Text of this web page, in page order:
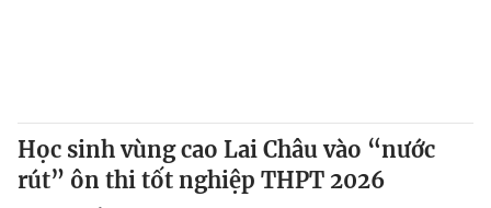
Học sinh vùng cao Lai Châu vào “nước
rút” ôn thi tốt nghiệp THPT 2026